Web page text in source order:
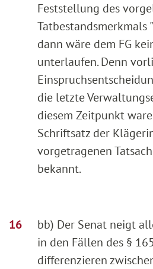
Feststellung des
Tatbestandsmerkmals
dann wäre dem FG
unterlaufen. Denn
die letzte
diesem Zeitpunkt
Schriftsatz der
vorgetragenen
bekannt.
bb) Der Senat neigt
in den Fällen des §
differenzieren